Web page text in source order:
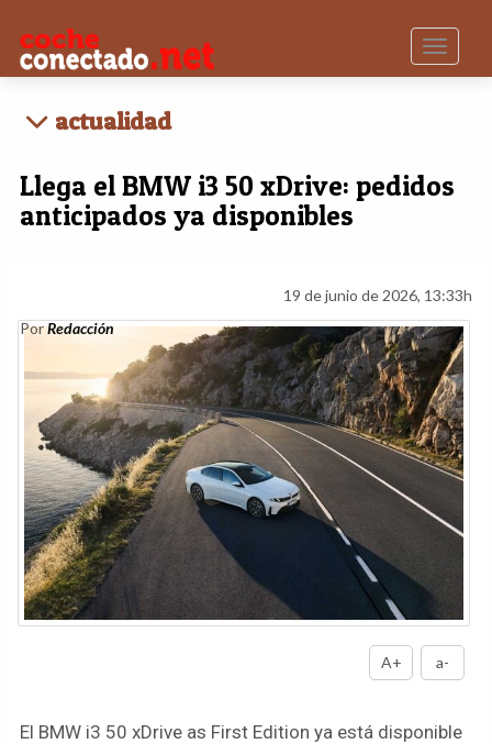
Toggle
actualidad
Llega el BMW i3 50 xDrive: pedidos
anticipados ya disponibles
19 de junio de 2026, 13:33h
PorRedacción
A+ a-
El BMW i3 50 xDrive as First Edition ya está disponible